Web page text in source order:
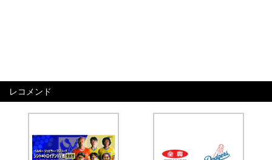
レコメンド